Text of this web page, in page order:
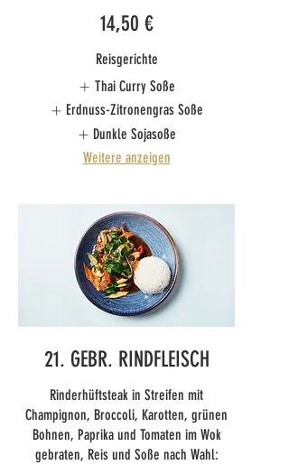
14,50 €
Reisgerichte
Thai Curry Soße
Erdnuss-Zitronengras Soße
Dunkle Sojasoße
Weitere anzeigen
21. GEBR. RINDFLEISCH
Rinderhüftsteak in Streifen mit
Champignon, Broccoli, Karotten, grünen
Bohnen, Paprika und Tomaten im Wok
gebraten, Reis und Soße nach Wahl: